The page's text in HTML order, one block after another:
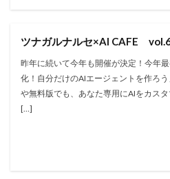
ツナガルナルセ×AI CAFE
昨年に続いて今年も開催が決定！今年
化！自分だけのAIエージェントを作ろ
や無料版でも、あなた専用にAIをカス
[…]